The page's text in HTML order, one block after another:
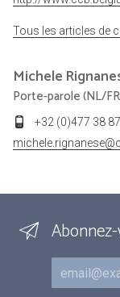
Tous les articles de
Michele
Porte-parole (NL/
+32 (0)477 38
Courriel